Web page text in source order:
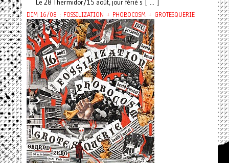
Le 28 Thermidor/15 août, jour férié s [ ... ]
DIM 16/08 : FOSSILIZATION + PHOBOCOSM + GROTESQUERIE